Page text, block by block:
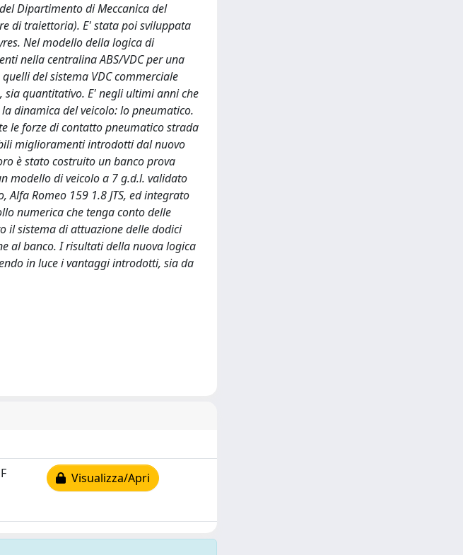
Dipartimento di Meccanica del
di traiettoria). E' stata poi sviluppata
Nel modello della logica di
nella centralina ABS/VDC per una
del sistema VDC commerciale
quantitativo. E' negli ultimi anni che
dinamica del veicolo: lo pneumatico.
le forze di contatto pneumatico strada
miglioramenti introdotti dal nuovo
è stato costruito un banco prova
modello di veicolo a 7 g.d.l. validato
Romeo 159 1.8 JTS, ed integrato
numerica che tenga conto delle
il sistema di attuazione delle dodici
al banco. I risultati della nuova logica
in luce i vantaggi introdotti, sia da
Visualizza/Apri